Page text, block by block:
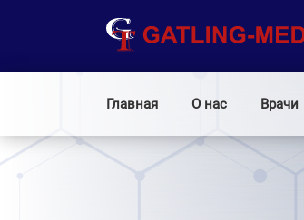
Главная О нас Врачи